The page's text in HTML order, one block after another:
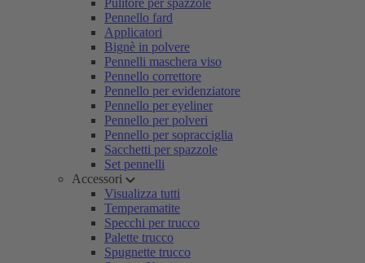
Pulitore per spazzole
Pennello fard
Applicatori
Bignè in polvere
Pennelli maschera viso
Pennello correttore
Pennello per evidenziatore
Pennello per eyeliner
Pennello per polveri
Pennello per sopracciglia
Sacchetti per spazzole
Set pennelli
Accessori
Visualizza tutti
Temperamatite
Specchi per trucco
Palette trucco
Spugnette trucco